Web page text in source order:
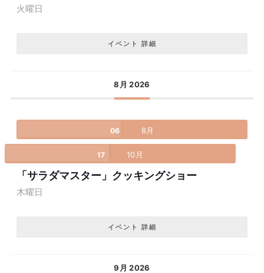
火曜日
イベント 詳細
8月 2026
06 8月
17 10月
「サラダマスター」クッキングショー
木曜日
イベント 詳細
9月 2026